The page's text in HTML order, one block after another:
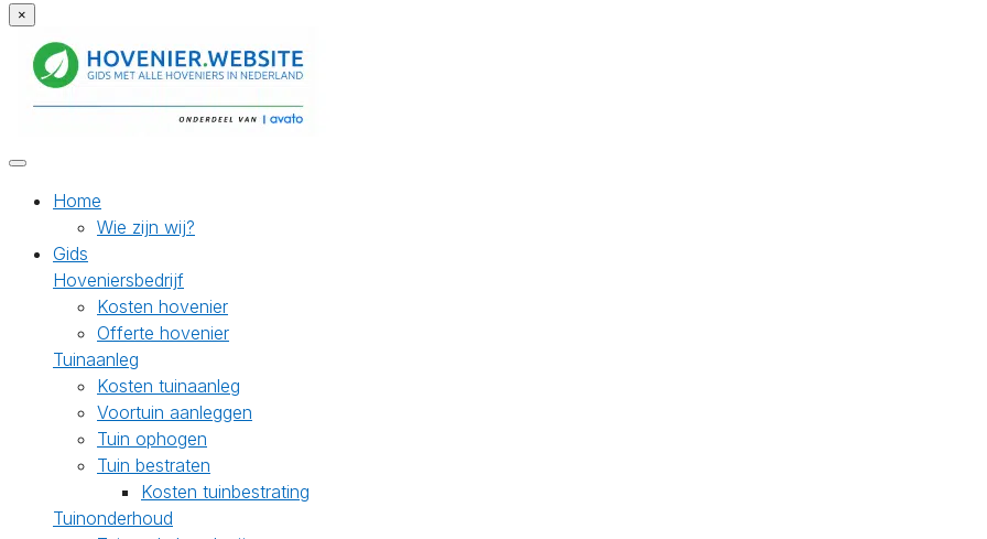
×
Home
Wie zijn wij?
Gids
Hoveniersbedrijf
Kosten hovenier
Offerte hovenier
Tuinaanleg
Kosten tuinaanleg
Voortuin aanleggen
Tuin ophogen
Tuin bestraten
Kosten tuinbestrating
Tuinonderhoud